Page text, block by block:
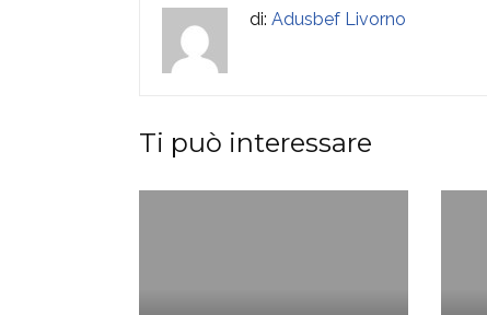
di: Adusbef Livorno
Ti può interessare